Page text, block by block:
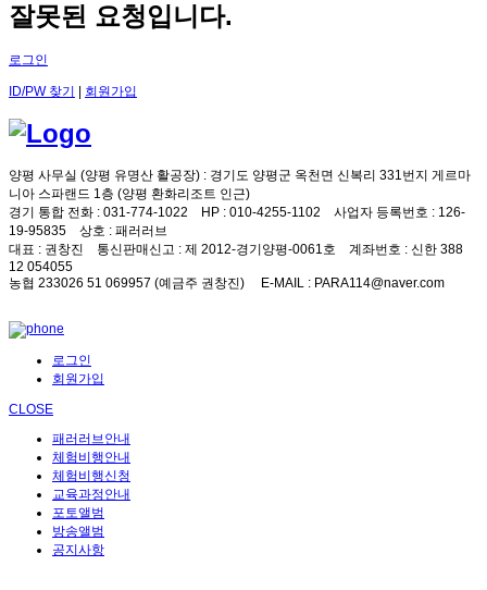
잘못된 요청입니다.
로그인
ID/PW 찾기 회원가입
양평 사무실 (양평 유명산 활공장) : 경기도 양평군 옥천면 신복리 331번지 게르마
니아 스파랜드 1층 (양평 환화리조트 인근)
경기 통합 전화 : 031-774-1022 HP : 010-4255-1102 사업자 등록번호 : 126-
19-95835 상호 : 패러러브
대표 : 권창진 통신판매신고 : 제 2012-경기양평-0061호 계좌번호 : 신한 388
12 054055
농협 233026 51 069957 (예금주 권창진)
E-MAIL : PARA114@naver.com
로그인
회원가입
CLOSE
패러러브안내
체험비행안내
체험비행신청
교육과정안내
포토앨범
방송앨범
공지사항